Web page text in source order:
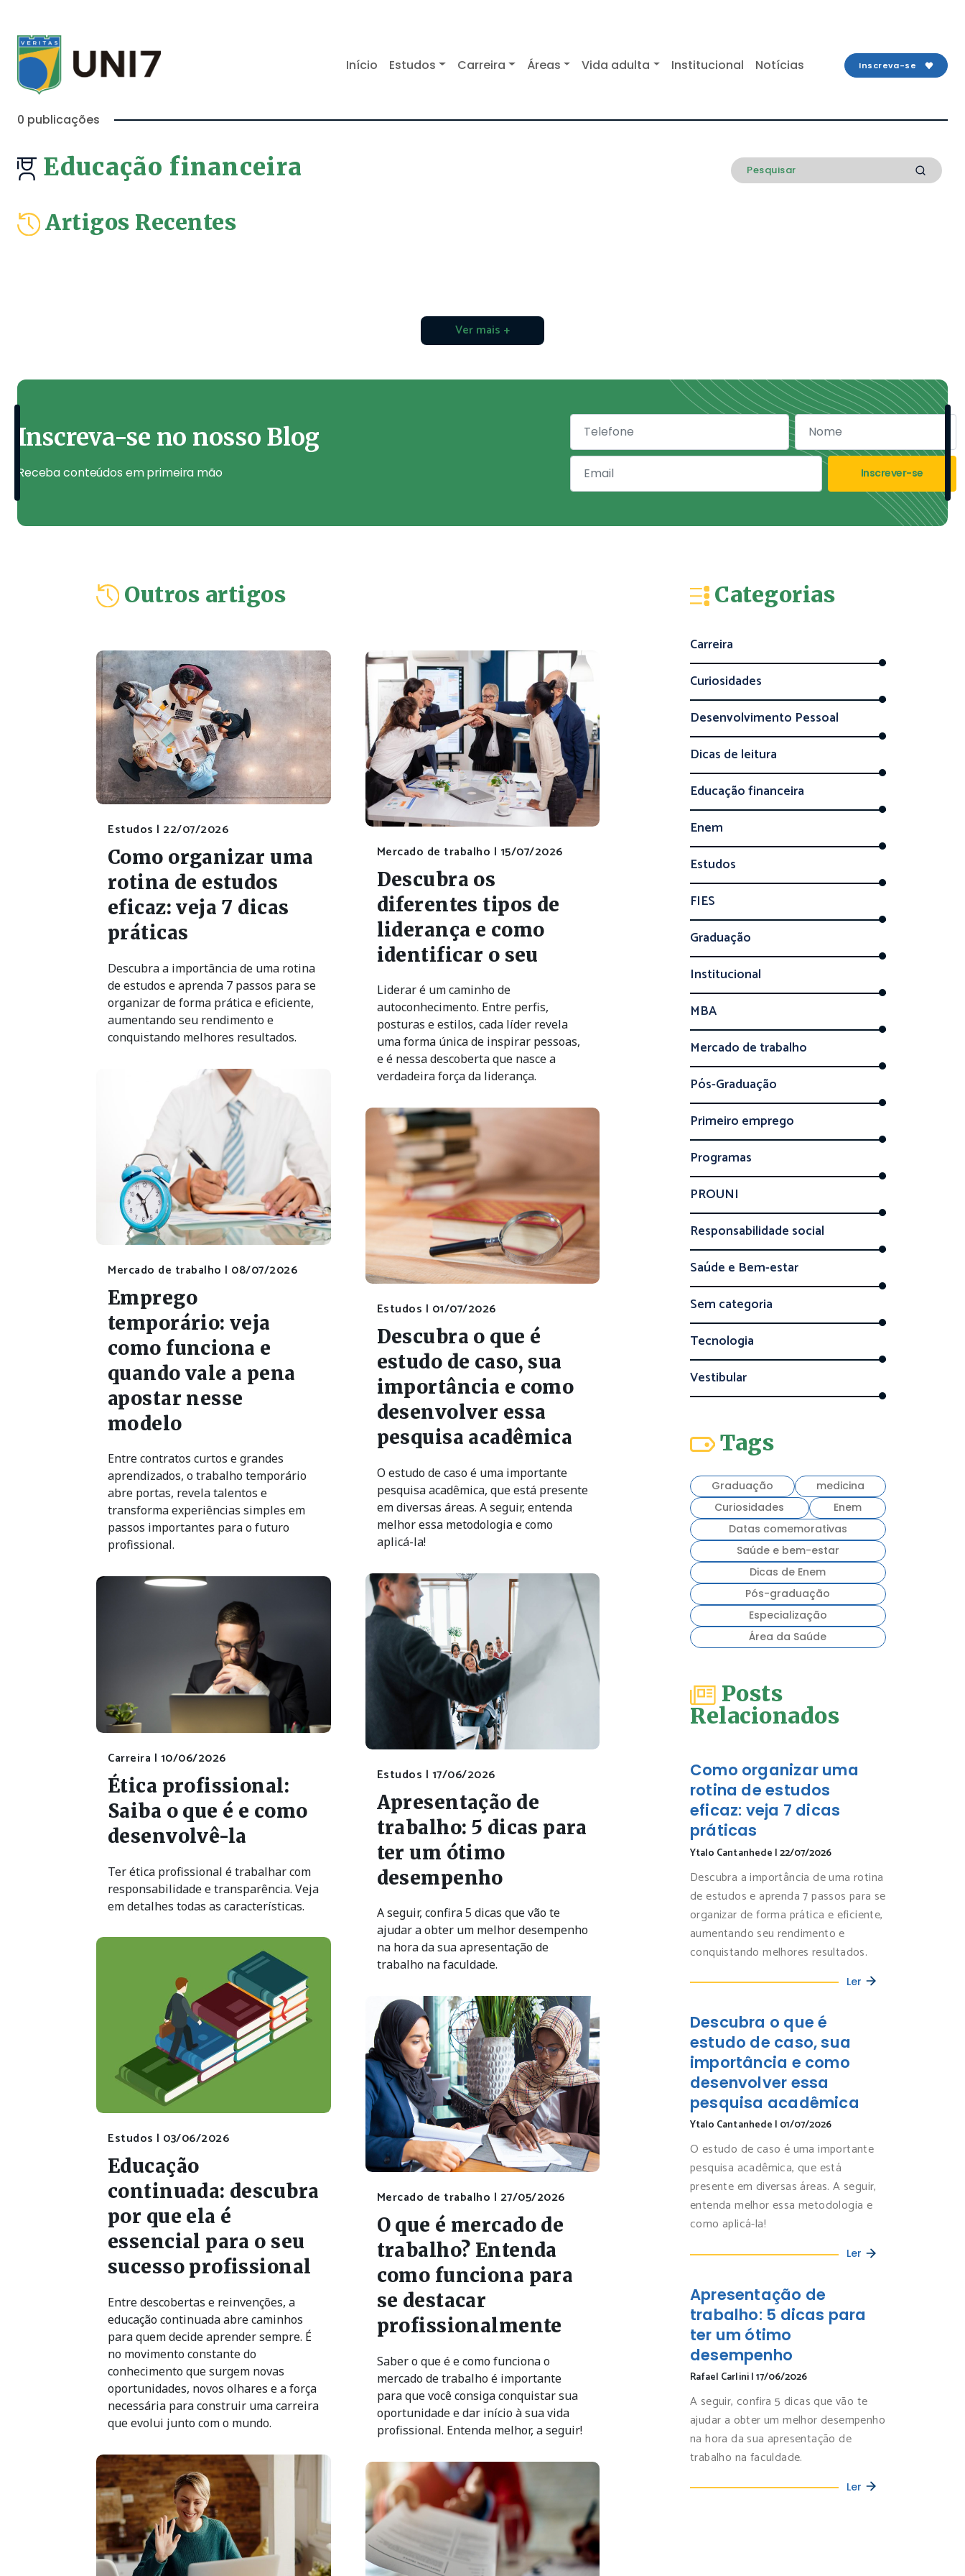
Início Estudos Carreira Áreas Vida adulta Institucional Notícias Inscreva-se
0 publicações
Educação financeira
Artigos Recentes
Ver mais +
Inscreva-se no nosso Blog
Receba conteúdos em primeira mão Inscrever-se
Outros artigos
Estudos | 22/07/2026
Como organizar uma
rotina de estudos
eficaz: veja 7 dicas
práticas
Descubra a importância de uma rotina
de estudos e aprenda 7 passos para se
organizar de forma prática e eficiente,
aumentando seu rendimento e
conquistando melhores resultados.
Mercado de trabalho | 15/07/2026
Descubra os
diferentes tipos de
liderança e como
identificar o seu
Liderar é um caminho de
autoconhecimento. Entre perfis,
posturas e estilos, cada líder revela
uma forma única de inspirar pessoas,
e é nessa descoberta que nasce a
verdadeira força da liderança.
Mercado de trabalho | 08/07/2026
Emprego
temporário: veja
como funciona e
quando vale a pena
apostar nesse
modelo
Entre contratos curtos e grandes
aprendizados, o trabalho temporário
abre portas, revela talentos e
transforma experiências simples em
passos importantes para o futuro
profissional.
Estudos | 01/07/2026
Descubra o que é
estudo de caso, sua
importância e como
desenvolver essa
pesquisa acadêmica
O estudo de caso é uma importante
pesquisa acadêmica, que está presente
em diversas áreas. A seguir, entenda
melhor essa metodologia e como
aplicá-la!
Estudos | 17/06/2026
Apresentação de
trabalho: 5 dicas para
ter um ótimo
desempenho
A seguir, confira 5 dicas que vão te
ajudar a obter um melhor desempenho
na hora da sua apresentação de
trabalho na faculdade.
Carreira | 10/06/2026
Ética profissional:
Saiba o que é e como
desenvolvê-la
Ter ética profissional é trabalhar com
responsabilidade e transparência. Veja
em detalhes todas as características.
Estudos | 03/06/2026
Educação
continuada: descubra
por que ela é
essencial para o seu
sucesso profissional
Entre descobertas e reinvenções, a
educação continuada abre caminhos
para quem decide aprender sempre. É
no movimento constante do
conhecimento que surgem novas
oportunidades, novos olhares e a força
necessária para construir uma carreira
que evolui junto com o mundo.
Mercado de trabalho | 27/05/2026
O que é mercado de
trabalho? Entenda
como funciona para
se destacar
profissionalmente
Saber o que é e como funciona o
mercado de trabalho é importante
para que você consiga conquistar sua
oportunidade e dar início à sua vida
profissional. Entenda melhor, a seguir!
Categorias
Carreira
Curiosidades
Desenvolvimento Pessoal
Dicas de leitura
Educação financeira
Enem
Estudos
FIES
Graduação
Institucional
MBA
Mercado de trabalho
Pós-Graduação
Primeiro emprego
Programas
PROUNI
Responsabilidade social
Saúde e Bem-estar
Sem categoria
Tecnologia
Vestibular
Tags
Graduação
medicina
Curiosidades
Enem
Datas comemorativas
Saúde e bem-estar
Dicas de Enem
Pós-graduação
Especialização
Área da Saúde
Posts
Relacionados
Como organizar uma
rotina de estudos
eficaz: veja 7 dicas
práticas
Ytalo Cantanhede |22/07/2026
Descubra a importância de uma rotina
de estudos e aprenda 7 passos para se
organizar de forma prática e eficiente,
aumentando seu rendimento e
conquistando melhores resultados.
Ler
Descubra o que é
estudo de caso, sua
importância e como
desenvolver essa
pesquisa acadêmica
Ytalo Cantanhede | 01/07/2026
O estudo de caso é uma importante
pesquisa acadêmica, que está
presente em diversas áreas. A seguir,
entenda melhor essa metodologia e
como aplicá-la!
Ler
Apresentação de
trabalho: 5 dicas para
ter um ótimo
desempenho
Rafael Carlini|17/06/2026
A seguir, confira 5 dicas que vão te
ajudar a obter um melhor desempenho
na hora da sua apresentação de
trabalho na faculdade.
Ler